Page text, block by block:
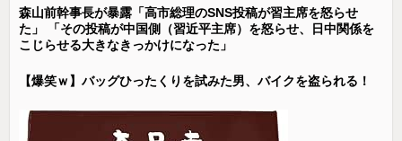
森山前幹事長が暴露「高市総理のSNS投稿が習主席を怒らせ
た」 「その投稿が中国側（習近平主席）を怒らせ、日中関係を
こじらせる大きなきっかけになった」
【爆笑ｗ】バッグひったくりを試みた男、バイクを盗られる！